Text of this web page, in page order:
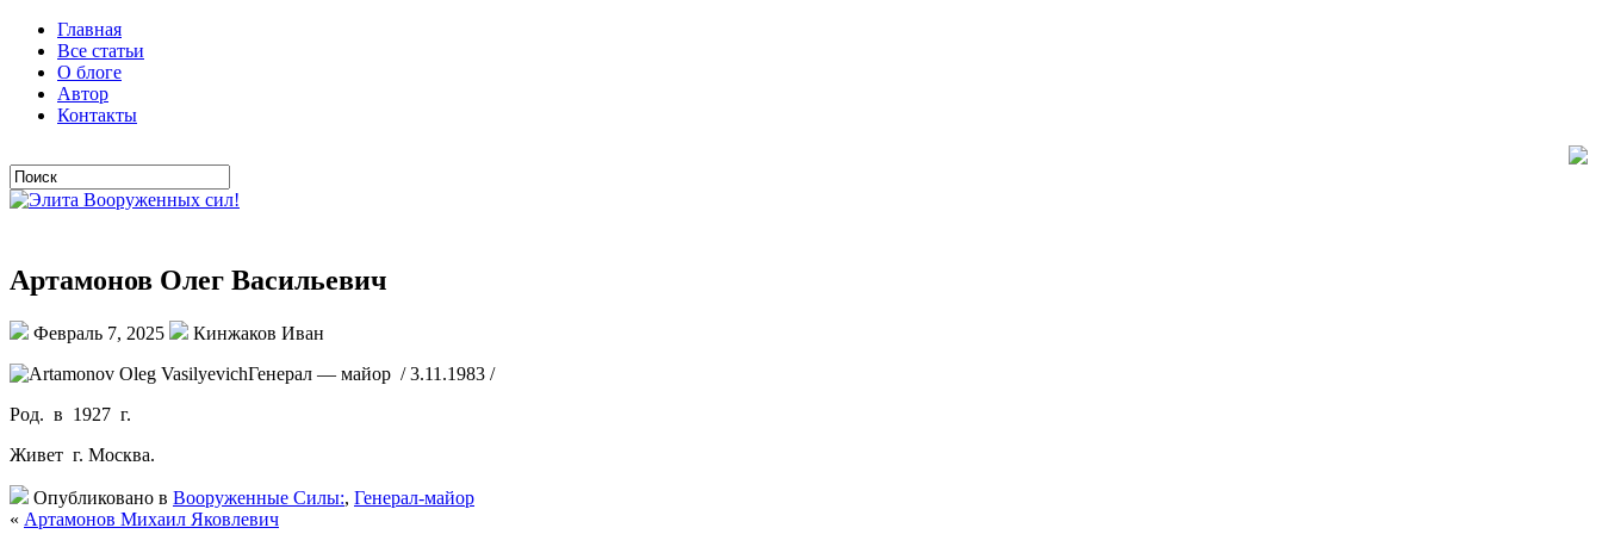
Главная
Все статьи
О блоге
Автор
Контакты
Артамонов Олег Васильевич
Февраль 7, 2025
Кинжаков Иван
Генерал — майор / 3.11.1983 /
Род. в 1927 г.
Живет г. Москва.
Опубликовано в Вооруженные Силы:, Генерал-майор
« Артамонов Михаил Яковлевич